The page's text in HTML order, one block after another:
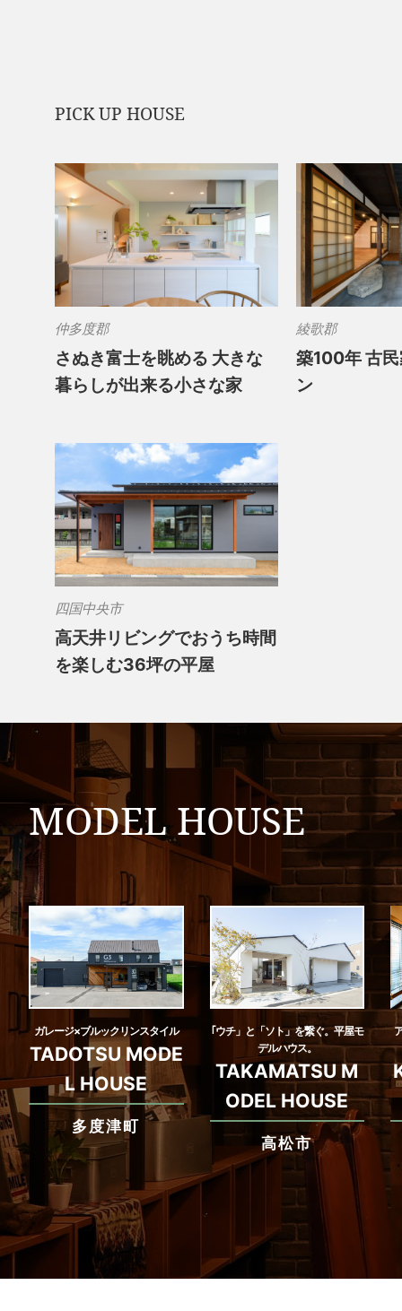
PICK UP HOUSE
仲多度郡
さぬき富士を眺める 大きな
暮らしが出来る小さな家
綾歌郡
築100年 古
ン
四国中央市
高天井リビングでおうち時間
を楽しむ36坪の平屋
MODEL HOUSE
ガレージ×ブルックリンスタイル
TADOTSU MODE
L HOUSE
多度津町
｢ウチ」と「ソト」を繋ぐ。平屋モ
デルハウス。
TAKAMATSU M
ODEL HOUSE
高松市